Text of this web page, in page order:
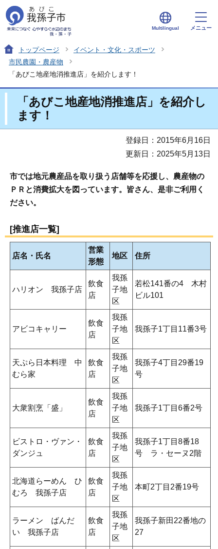
Multilingual メニュー
トップページ
イベント・文化・スポーツ
市民農園・農産物
「あびこ地産地消推進店」を紹介します！
「あびこ地産地消推進店」を紹介し
ます！
登録日：2015年6月16日
更新日：2025年5月13日
市では地元農産品を取り扱う店舗等を応援し、農産物の
ＰＲと消費拡大を図っています。皆さん、是非ご利用く
ださい。
[推進店一覧]
店名・氏名
営業
形態
地区 住所
ハリオン 我孫子店
飲食
店
我孫
子地
区
若松141番の4 木村
ビル101
アビコキャリー
飲食
店
我孫
子地
区
我孫子1丁目11番3号
天ぷら日本料理 中
むら家
飲食
店
我孫
子地
区
我孫子4丁目29番19
号
大衆割烹「盛」
飲食
店
我孫
子地
区
我孫子1丁目6番2号
ビストロ・ヴァン・
ダンジュ
飲食
店
我孫
子地
区
我孫子1丁目8番18
号 ラ・セーヌ2階
北海道らーめん ひ
むろ 我孫子店
飲食
店
我孫
子地
区
本町2丁目2番19号
ラーメン ばんだ
い 我孫子店
飲食
店
我孫
子地
区
我孫子新田22番地の
27